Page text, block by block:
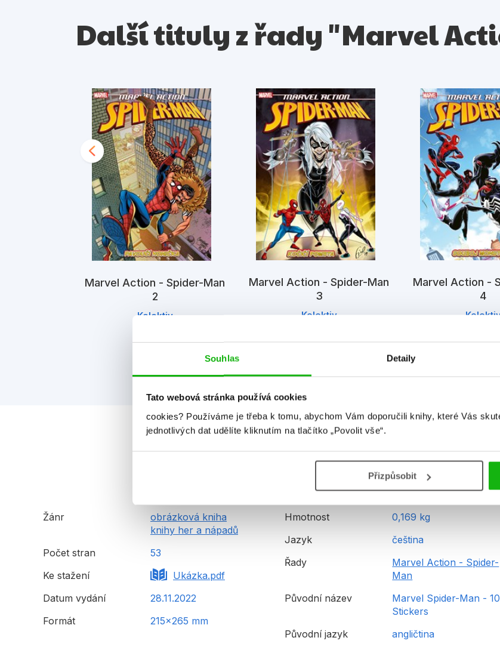
Souhlas Detaily
Tato webová stránka používá cookies
cookies? Používáme je třeba k tomu, abychom Vám doporučili knihy, které Vás
jednotlivých dat udělíte kliknutím na tlačítko „Povolit vše“.
Přizpůsobit
Další tituly z řady "Marvel
Marvel Action - Spider-Man
2
Kolektiv
Marvel Action - Spider-Man
3
Kolektiv
Marvel Action -
4
Detailní
Žánr
obrázková kniha
knihy her a nápadů
Počet stran
53
Ke stažení
Ukázka.pdf
Datum vydání
28.11.2022
Formát
215x265 mm
Hmotnost
0,169 kg
Jazyk
čeština
Řady
Marvel Action - Spider-
Man
Původní název
Marvel Spider-Man -
Stickers
Původní jazyk
angličtina